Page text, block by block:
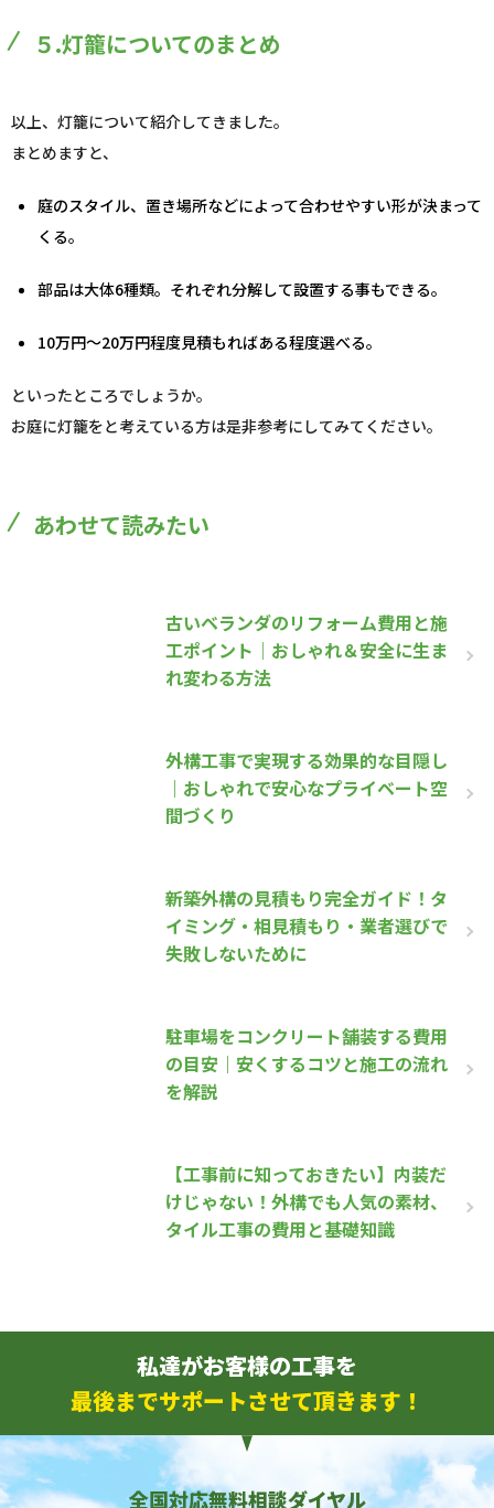
５.灯籠についてのまとめ
以上、灯籠について紹介してきました。
まとめますと、
庭のスタイル、置き場所などによって合わせやすい形が決まって
くる。
部品は大体6種類。それぞれ分解して設置する事もできる。
10万円〜20万円程度見積もればある程度選べる。
といったところでしょうか。
お庭に灯籠をと考えている方は是非参考にしてみてください。
あわせて読みたい
古いベランダのリフォーム費用と施
工ポイント｜おしゃれ＆安全に生ま
れ変わる方法
外構工事で実現する効果的な目隠し
｜おしゃれで安心なプライベート空
間づくり
新築外構の見積もり完全ガイド！タ
イミング・相見積もり・業者選びで
失敗しないために
駐車場をコンクリート舗装する費用
の目安｜安くするコツと施工の流れ
を解説
【工事前に知っておきたい】内装だ
けじゃない！外構でも人気の素材、
タイル工事の費用と基礎知識
私達がお客様の工事を
最後までサポートさせて頂きます！
全国対応無料相談ダイヤル